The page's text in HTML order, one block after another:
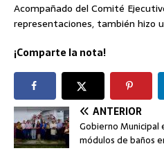
Acompañado del Comité
representaciones, también hizo
¡Comparte la nota!
ANTERIOR
Gobierno
módulos de baños